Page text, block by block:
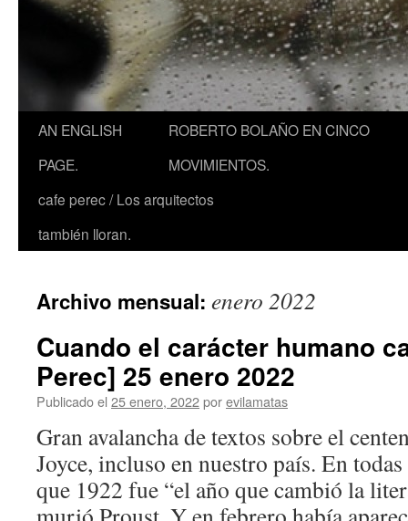
AN ENGLISH
PAGE.
ROBERTO BOLAÑO EN CINCO
MOVIMIENTOS.
cafe perec / Los arquitectos
también lloran.
Archivo mensual: enero 2022
Cuando el carácter humano
Perec] 25 enero 2022
Publicado el 25 enero, 2022porevilamatas
Gran avalancha de textos sobre el
Joyce, incluso en nuestro país. En
que 1922 fue “el año que cambió la